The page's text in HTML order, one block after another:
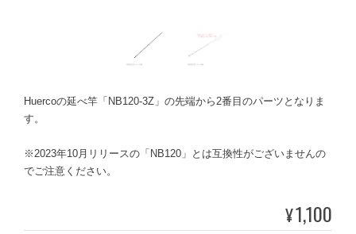
Huercoの延べ竿「NB120-3Z」の先端から2番目のパーツとなりま
す。
※2023年10月リリースの「NB120」とは互換性がございませんの
でご注意ください。
¥1,100